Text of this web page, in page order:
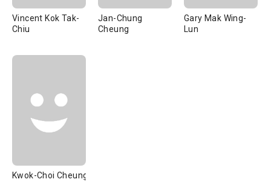
Vincent Kok Tak-
Chiu
Jan-Chung
Cheung
Gary Mak Wing-
Lun
Kwok-Choi Cheung